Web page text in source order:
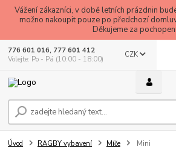
Vážení zákazníci, v době letních prázdnin
možno nakoupit pouze po předchozí
Děkujeme za
CZK
776 601 016, 777 601 412
Volejte: Po - Pá (10:00 - 18:00)
Úvod RAGBY vybavení Míče Mini